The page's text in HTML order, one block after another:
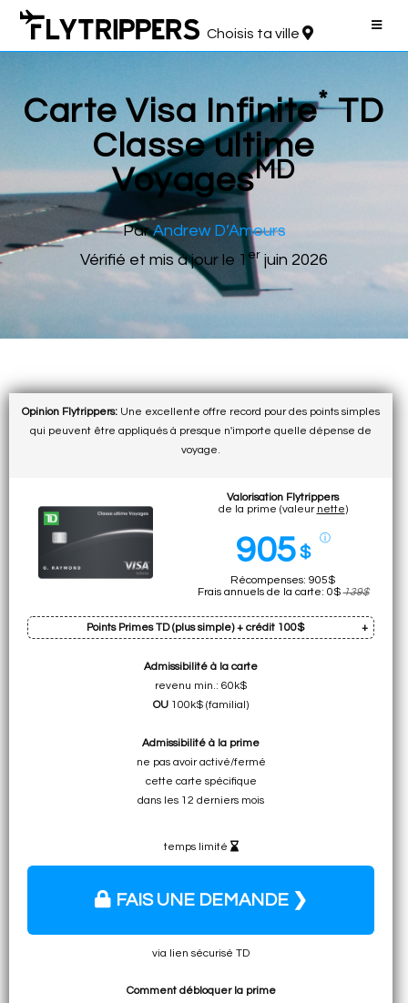
Choisis ta ville
Carte Visa Infinite*TD
Classe ultime
VoyagesMD
ParAndrew D’Amours
Vérifié et mis à jour le 1 er juin 2026
Opinion Flytrippers: Une excellente offre record pour des points simples
qui peuvent être appliqués à presque n'importe quelle dépense de
voyage.
Valorisation Flytrippers
de la prime (valeur nette)
905$
ⓘ
Récompenses: 905$
Frais annuels de la carte: 0$139$
Points Primes TD (plus simple) + crédit 100$
Prime: 146k pts
Cumul sur dép. min.: 15k pts (total:
voyage avec Expedia pour la TD
• 708$ pour n'importe
quel voyage n'importe où
Admissibilité à la carte
revenu min.: 60k$
OU 100k$ (familial)
Admissibilité à la prime
ne pas avoir activé/fermé
cette carte spécifique
dans les 12 derniers mois
temps limité
FAIS UNE DEMANDE ❯
via lien sécurisé TD
Comment débloquer la prime